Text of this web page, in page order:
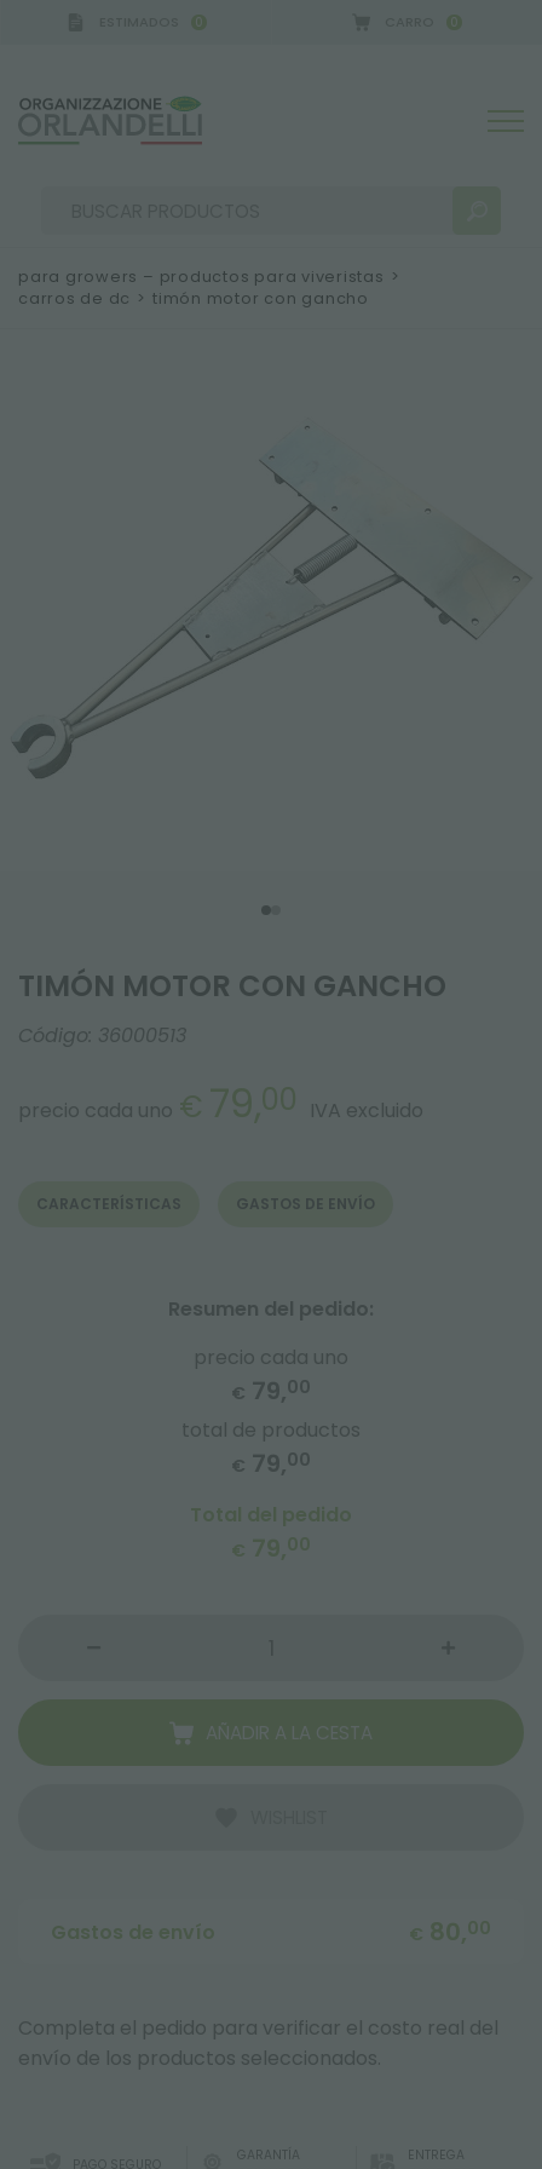
0 0
para growers – productos para viveristas >
carros de dc > timón motor con gancho
TIMÓN MOTOR CON GANCHO
Código: 36000513
precio cada uno € 79,00 IVA excluido
CARACTERÍSTICAS GASTOS DE ENVÍO
Resumen del pedido:
precio cada uno
€ 79,00
total de productos
€ 79,00
Total del pedido
€ 79,00
AÑADIR A LA CESTA
Gastos de envío € 80,00
Completa el pedido para verificar el costo real del
envío de los productos seleccionados.
PAGO SEGURO
GARANTÍA
ENTREGA